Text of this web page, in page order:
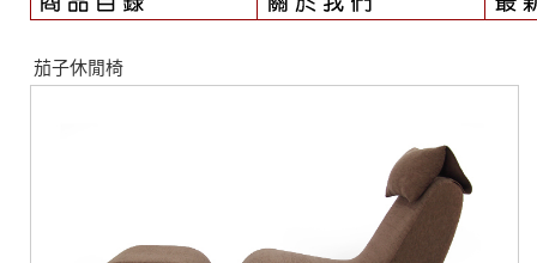
茄子休閒椅